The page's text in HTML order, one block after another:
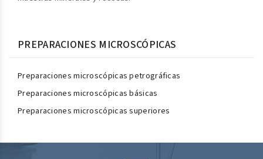
PREPARACIONES MICROSCÓPICAS
Preparaciones microscópicas petrográficas
Preparaciones microscópicas básicas
Preparaciones microscópicas superiores